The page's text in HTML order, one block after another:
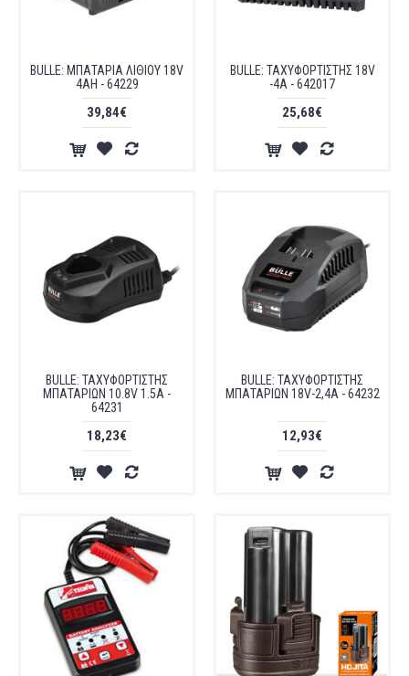
BULLE: ΜΠΑΤΑΡΙΑ ΛΙΘΙΟΥ 18V
4AH - 64229
39,84€
BULLE: ΤΑΧΥΦΟΡΤΙΣΤΗΣ 18V
-4A - 642017
25,68€
BULLE: ΤΑΧΥΦΟΡΤΙΣΤΗΣ
ΜΠΑΤΑΡΙΩΝ 10.8V 1.5Α -
64231
18,23€
BULLE: ΤΑΧΥΦΟΡΤΙΣΤΗΣ
ΜΠΑΤΑΡΙΩΝ 18V-2,4A - 64232
12,93€